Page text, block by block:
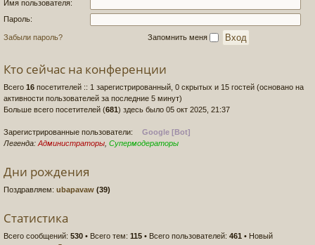
Имя пользователя:
Пароль:
Забыли пароль? Запомнить меня
Кто сейчас на конференции
Всего 16 посетителей :: 1 зарегистрированный, 0 скрытых и 15 гостей (основано на
активности пользователей за последние 5 минут)
Больше всего посетителей (681) здесь было 05 окт 2025, 21:37
Зарегистрированные пользователи:
Google [Bot]
Легенда: Администраторы Супермодераторы
Дни рождения
Поздравляем: ubapavaw (39)
Статистика
Всего сообщений: 530 • Всего тем: 115 • Всего пользователей: 461 • Новый